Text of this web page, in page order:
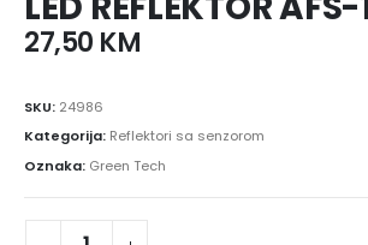
27,50 KM
SKU: 24986
Kategorija: Reflektori sa senzorom
Oznaka: Green Tech